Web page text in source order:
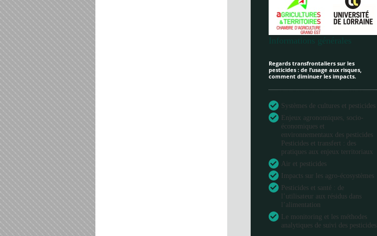
Informations générales
Regards transfrontaliers sur les
pesticides : de l’usage aux risques,
comment diminuer les impacts.
Systèmes de cultures et pesticides
Enjeux agronomiques, socio-
économiques et
environnementaux des pesticides
Pesticides et transfert : des
pratiques aux enjeux territoriaux
Air et pesticides
Impacts sur les agro-écosystèmes
Pesticides et santé : de
l’utilisateur aux résidus dans
l’alimentation
Le monitoring et les méthodes
analytiques de suivi des pesticides